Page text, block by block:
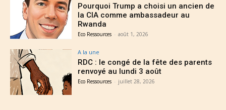
Pourquoi Trump a choisi un ancien de
la CIA comme ambassadeur au
Rwanda
Eco Ressources - août 1, 2026
A la une
RDC : le congé de la fête des parents
renvoyé au lundi 3 août
Eco Ressources - juillet 28, 2026